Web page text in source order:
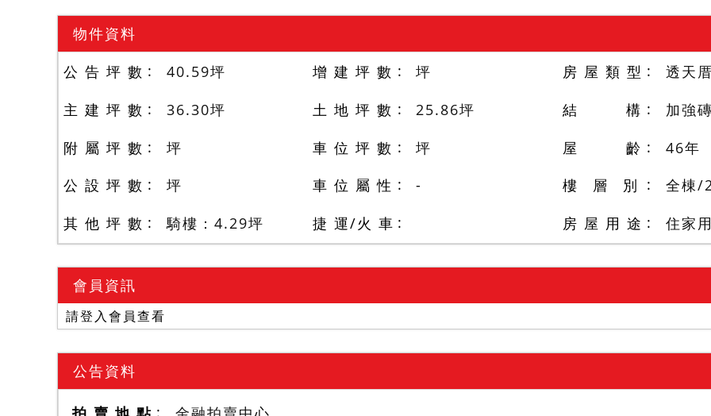
物件資料
公 告 坪 數
40.59坪
主 建 坪 數
36.30坪
附 屬 坪 數
坪
公 設 坪 數
坪
其 他 坪 數
騎樓：4.29坪
增 建 坪 數
坪
土 地 坪 數
25.86坪
車 位 坪 數
坪
車 位 屬 性
-
捷 運/火 車
房 屋 類 型
透天厝
結 構
加強
屋 齡
46年
樓 層 別
全棟/
房 屋 用 途
住家用
會員資訊
請登入會員查看
公告資料